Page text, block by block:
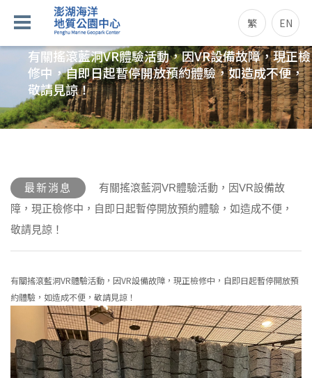
繁 EN
有關搖滾藍洞VR體驗活動，因VR設備故障，現正檢
修中，自即日起暫停開放預約體驗，如造成不便，
敬請見諒！
最新消息
有關搖滾藍洞VR體驗活動，因VR設備故
障，現正檢修中，自即日起暫停開放預約體驗，如造成不便，
敬請見諒！
有關搖滾藍洞VR體驗活動，因VR設備故障，現正檢修中，自即日起暫停開放預
約體驗，如造成不便，敬請見諒！